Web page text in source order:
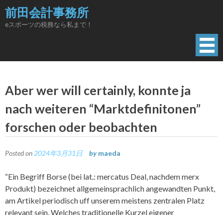
Skip
to
content
前田会計事務所
eスポーツの税務なら私まで！
Aber wer will certainly, konnte ja
nach weiteren “Marktdefinitonen”
forschen oder beobachten
Posted on 2024年3月31日 by maeda
“Ein Begriff Borse (bei lat.: mercatus Deal, nachdem merx
Produkt) bezeichnet allgemeinsprachlich angewandten Punkt,
am Artikel periodisch uff unserem meistens zentralen Platz
relevant sein. Welches traditionelle Kurzel eigener